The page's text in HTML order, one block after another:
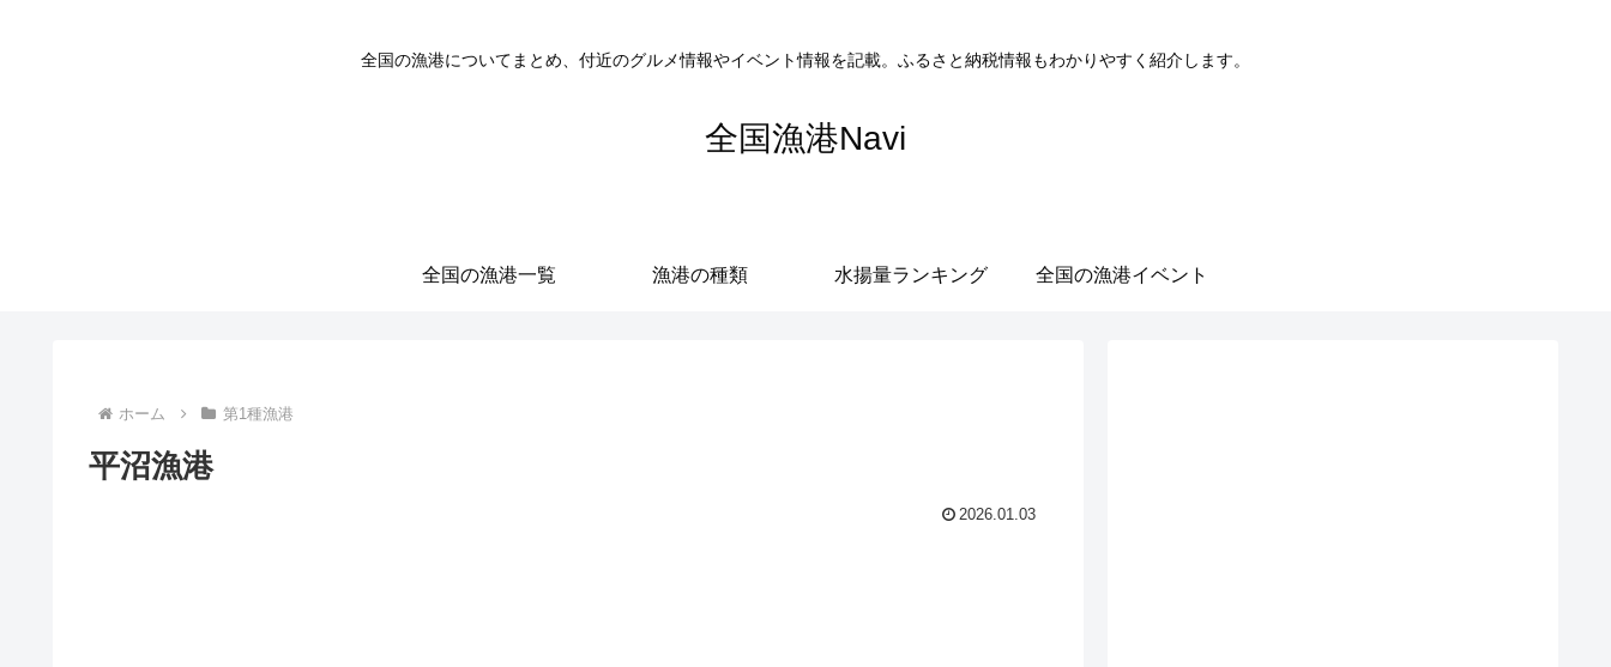
全国の漁港についてまとめ、付近のグルメ情報やイベント情報を記載。ふるさと納税情報もわかりやすく紹介します。
全国漁港Navi
全国の漁港一覧 漁港の種類 水揚量ランキング 全国の漁港イベント
ホーム 第1種漁港
平沼漁港
2026.01.03